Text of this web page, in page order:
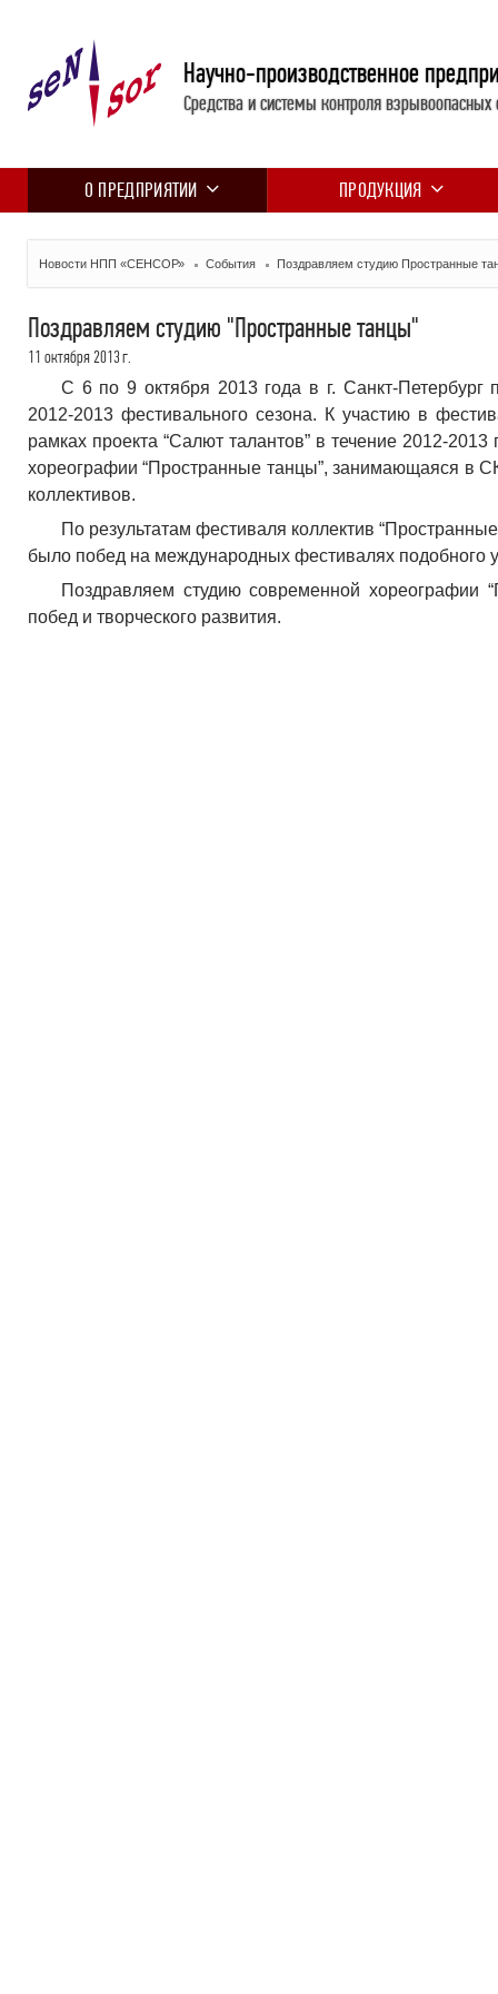
Научно-производственное
Средства и системы контроля взрывоопасных
О ПРЕДПРИЯТИИ ПРОДУКЦИЯ
Новости НПП «СЕНСОР» События Поздравляем студию Пространные
Поздравляем студию "Пространные танцы"
11 октября 2013 г.
С 6 по 9 октября 2013 года в г. Санкт-Петербург
2012-2013 фестивального сезона. К участию в
рамках проекта “Салют талантов” в течение 2012-
хореографии “Пространные танцы”, занимающаяся в
коллективов.
По результатам фестиваля коллектив
было побед на международных фестивалях подобного
Поздравляем студию современной
побед и творческого развития.